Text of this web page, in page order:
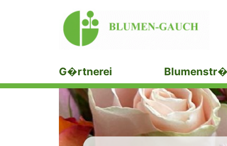
G�rtnerei